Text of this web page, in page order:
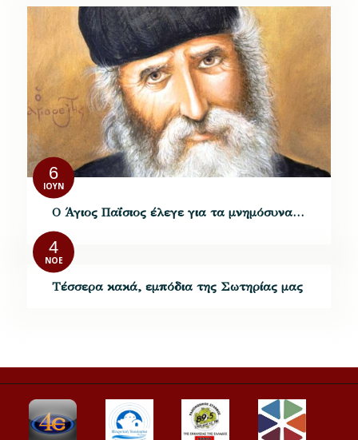
6
ΙΟΎΝ
Ο Άγιος Παΐσιος έλεγε για τα μνημόσυνα…
4
ΝΟΈ
Τέσσερα κακά, εμπόδια της Σωτηρίας μας